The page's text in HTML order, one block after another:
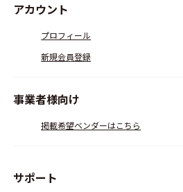
アカウント
プロフィール
新規会員登録
事業者様向け
掲載希望ベンダーはこちら
サポート